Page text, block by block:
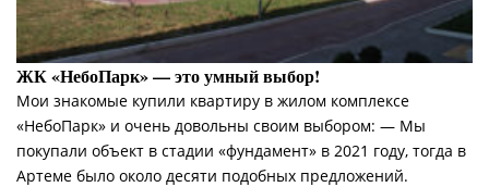
ЖК «НебоПарк» — это умный выбор!
Мои знакомые купили квартиру в жилом комплексе
«НебоПарк» и очень довольны своим выбором: — Мы
покупали объект в стадии «фундамент» в 2021 году, тогда в
Артеме было около десяти подобных предложений.